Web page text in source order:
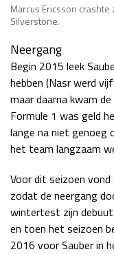
Marcus Ericsson
Silverstone.
Neergang
Begin 2015 leek
hebben (Nasr werd
maar daarna kwam
Formule 1 was geld
lange na niet
het team langzaam
Voor dit seizoen
zodat de neergang
wintertest zijn
en toen het seizoen
2016 voor Sauber in